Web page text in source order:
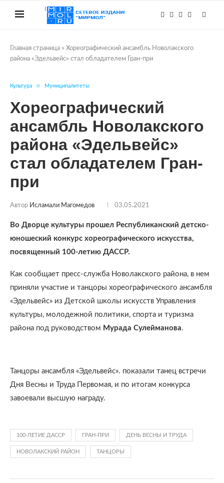
Главная страница » Хореографический ансамбль Новолакского
района «Эдельвейс» стал обладателем Гран-при
Культура Муниципалитеты
Хореографический
ансамбль Новолакского
района «Эдельвейс»
стал обладателем Гран-
при
Автор Исламали Магомедов 03.05.2021
Во Дворце культуры прошел Республиканский детско-
юношеский конкурс хореографического искусства,
посвященный 100-летию ДАССР.
Как сообщает пресс-служба Новолакского района, в нем
приняли участие и танцоры хореографического ансамбля
«Эдельвейс» из Детской школы искусств Управления
культуры, молодежной политики, спорта и туризма
района под руководством Мурада Сулейманова.
Танцоры ансамбля «Эдельвейс». показали танец встречи
Дня Весны и Труда Первомая, и по итогам конкурса
завоевали высшую награду.
100-ЛЕТИЕ ДАССР ГРАН-ПРИ ДЕНЬ ВЕСНЫ И ТРУДА
НОВОЛАКСКИЙ РАЙОН ТАНЦОРЫ